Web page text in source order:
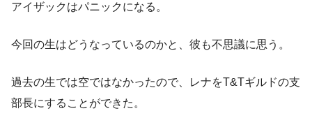
アイザックはパニックになる。
今回の生はどうなっているのかと、彼も不思議に思う。
過去の生では空ではなかったので、レナをT&Tギルドの支
部長にすることができた。